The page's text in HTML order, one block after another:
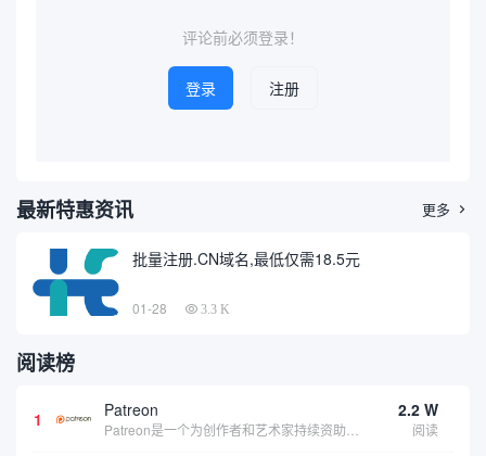
开...
评论前必须登录！
登录 注册
最新特惠资讯 更多 
批量注册.CN域名,最低仅需18.5元
01-28 3.3 K
阅读榜
1 Patreon 2.2 W
阅读